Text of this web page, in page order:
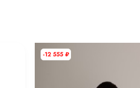
-12 555₽